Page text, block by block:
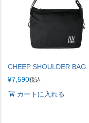
CHEEP SHOULDER BAG
¥7,590税込
カートに入れる